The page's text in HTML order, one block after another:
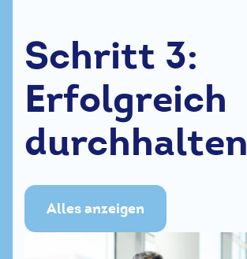
Schritt 3:
Erfolgreich
durchhalten
Alles anzeigen